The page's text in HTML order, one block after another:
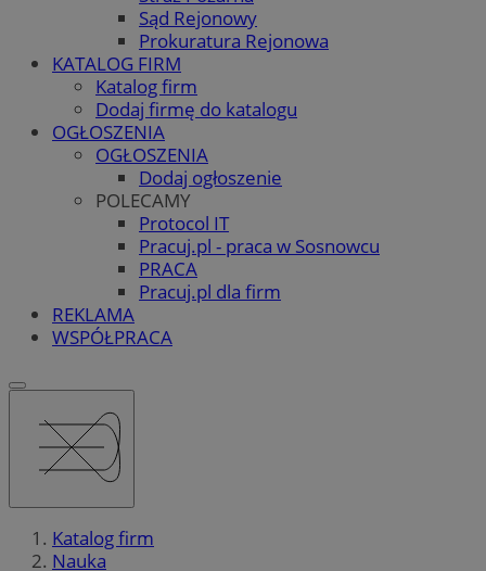
Sąd Rejonowy
Prokuratura Rejonowa
KATALOG FIRM
Katalog firm
Dodaj firmę do katalogu
OGŁOSZENIA
OGŁOSZENIA
Dodaj ogłoszenie
POLECAMY
Protocol IT
Pracuj.pl - praca w Sosnowcu
PRACA
Pracuj.pl dla firm
REKLAMA
WSPÓŁPRACA
Katalog firm
Nauka